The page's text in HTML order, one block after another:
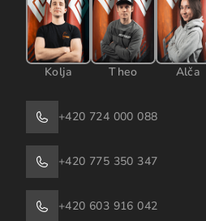
Kolja Theo Alča
+420 724 000 088
+420 775 350 347
+420 603 916 042